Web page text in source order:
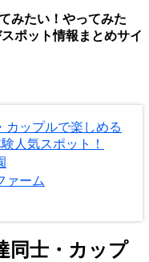
みたい！やってみた
ポット情報まとめサイ
カップルで楽しめる
人気スポット！
ァーム
同士・カップ